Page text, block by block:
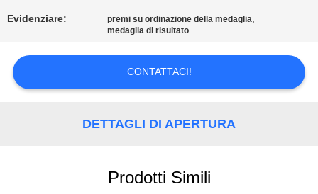
NOTIZIE
CASI
Evidenziare: premi su ordinazione della medaglia,
medaglia di risultato
CONTATTACI!
DETTAGLI DI APERTURA
Prodotti Simili